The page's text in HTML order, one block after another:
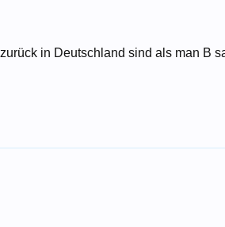
in Deutschland sind als man B